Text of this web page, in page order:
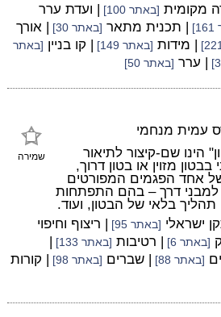
מקומית [באתר 100] | ועדת ערר
| תכנית מתאר [באתר 30] | אורך
| מידות [באתר 149] | קו בניין [באתר
| ערר [באתר 50]
שמירה
עמית מנחמי
הינו שם-קיצור לתיאור
מזוין או בטון דרוך,
אחד הפגמים המפורטים
למבני דרך – בהם התפתחות
תהליך בלאי של הבטון, ועוד.
ישראלי [באתר 95] | ריצוף וחיפוי
[באתר 6] | רטיבות [באתר 133]
|
[באתר 88] | שברים [באתר 98] | קורות